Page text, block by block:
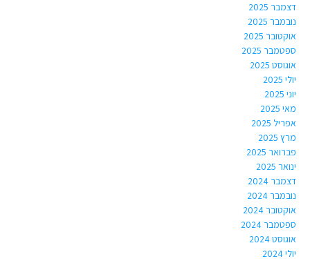
דצמבר 2025
נובמבר 2025
אוקטובר 2025
ספטמבר 2025
אוגוסט 2025
יולי 2025
יוני 2025
מאי 2025
אפריל 2025
מרץ 2025
פברואר 2025
ינואר 2025
דצמבר 2024
נובמבר 2024
אוקטובר 2024
ספטמבר 2024
אוגוסט 2024
יולי 2024